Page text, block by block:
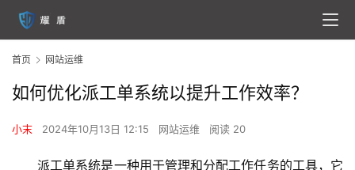
首页 网站运维
如何优化派工单系统以提升工作效率？
小末 2024年10月13日 12:15 网站运维 阅读 20
派工单系统是一种用于管理和分配工作任务的工具，它